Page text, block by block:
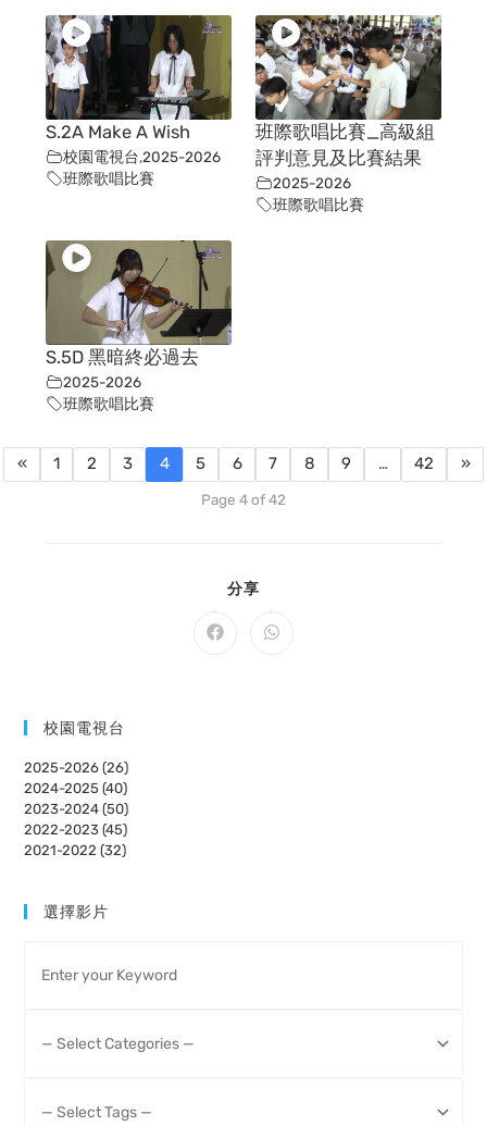
S.2A Make A Wish
校園電視台,2025-2026
班際歌唱比賽
班際歌唱比賽_高級組
評判意見及比賽結果
2025-2026
班際歌唱比賽
S.5D 黑暗終必過去
2025-2026
班際歌唱比賽
« 1 2 3 4 5 6 7 8 9 … 42 »
Page 4 of 42
分享
CONTENT
Opens
Opens
校園電視台
2025-2026 (26)
2024-2025 (40)
2023-2024 (50)
2022-2023 (45)
2021-2022 (32)
選擇影片